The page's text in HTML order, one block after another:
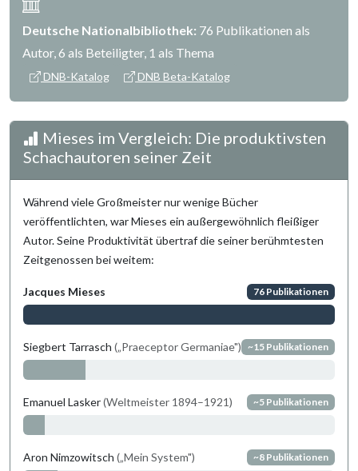
Deutsche Nationalbibliothek: 76 Publikationen als
Autor, 6 als Beteiligter, 1 als Thema
DNB-Katalog DNB Beta-Katalog
Mieses im Vergleich: Die produktivsten
Schachautoren seiner Zeit
Während viele Großmeister nur wenige Bücher
veröffentlichten, war Mieses ein außergewöhnlich fleißiger
Autor. Seine Produktivität übertraf die seiner berühmtesten
Zeitgenossen bei weitem:
Jacques Mieses 76 Publikationen
Siegbert Tarrasch („Praeceptor Germaniae") ~15 Publikationen
Emanuel Lasker(Weltmeister 1894–1921) ~5 Publikationen
Aron Nimzowitsch („Mein System") ~8 Publikationen